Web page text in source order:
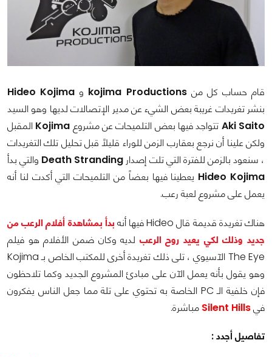
قام حساب كل منkojima Productions و Hideo Kojima
بنشر تغريدات غريبة بعض الشيء عن مدير الإتصالات لديها وهو السيد
Aki Saito تتواجد فيها بعض التلميحات عن مشروع Kojima المقبل
ولكن علينا أن نرجع بعقارب الزمن للوراء قليلاً قبل تحليل تلك التغريدات
، سنعود بالزمن للفترة التي تلت إصدار Death Stranding والتي بدأ
Hideo Kojima يعطينا فيها بعضاً من التلميحات التي أكدت لنا أنه
يعمل على مشروع لعبة رعب.
هناك تغريدة قديمة قال Hideo فيها أنه
بدأ بمشاهدة أفلام الرعب من
جديد وذلك لكي يعيد روح الرعب لديه وكان ضمن الأفلام هو فيلم
The Eye الآسيوي ، تلى ذلك تغريدة أخرى للمكتب الخاص بـ Kojima
وهو يقول بأنه يعمل الآن على مبادئ المشروع الجديد وكما تلاحظون
فإن خلفية الـ PC الخاصة به تحتوي على تلة مما جعل الناس يفكرون
فيSilent Hills مباشرة.
تفاصيل أجدد :